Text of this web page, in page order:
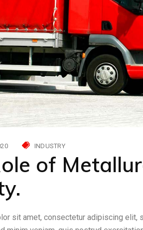
INDUSTRY
of
sit amet, consectetur adipiscing